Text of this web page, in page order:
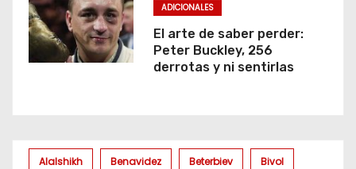
ADICIONALES
El arte de saber perder:
Peter Buckley, 256
derrotas y ni sentirlas
Alalshikh Benavidez Beterbiev Bivol